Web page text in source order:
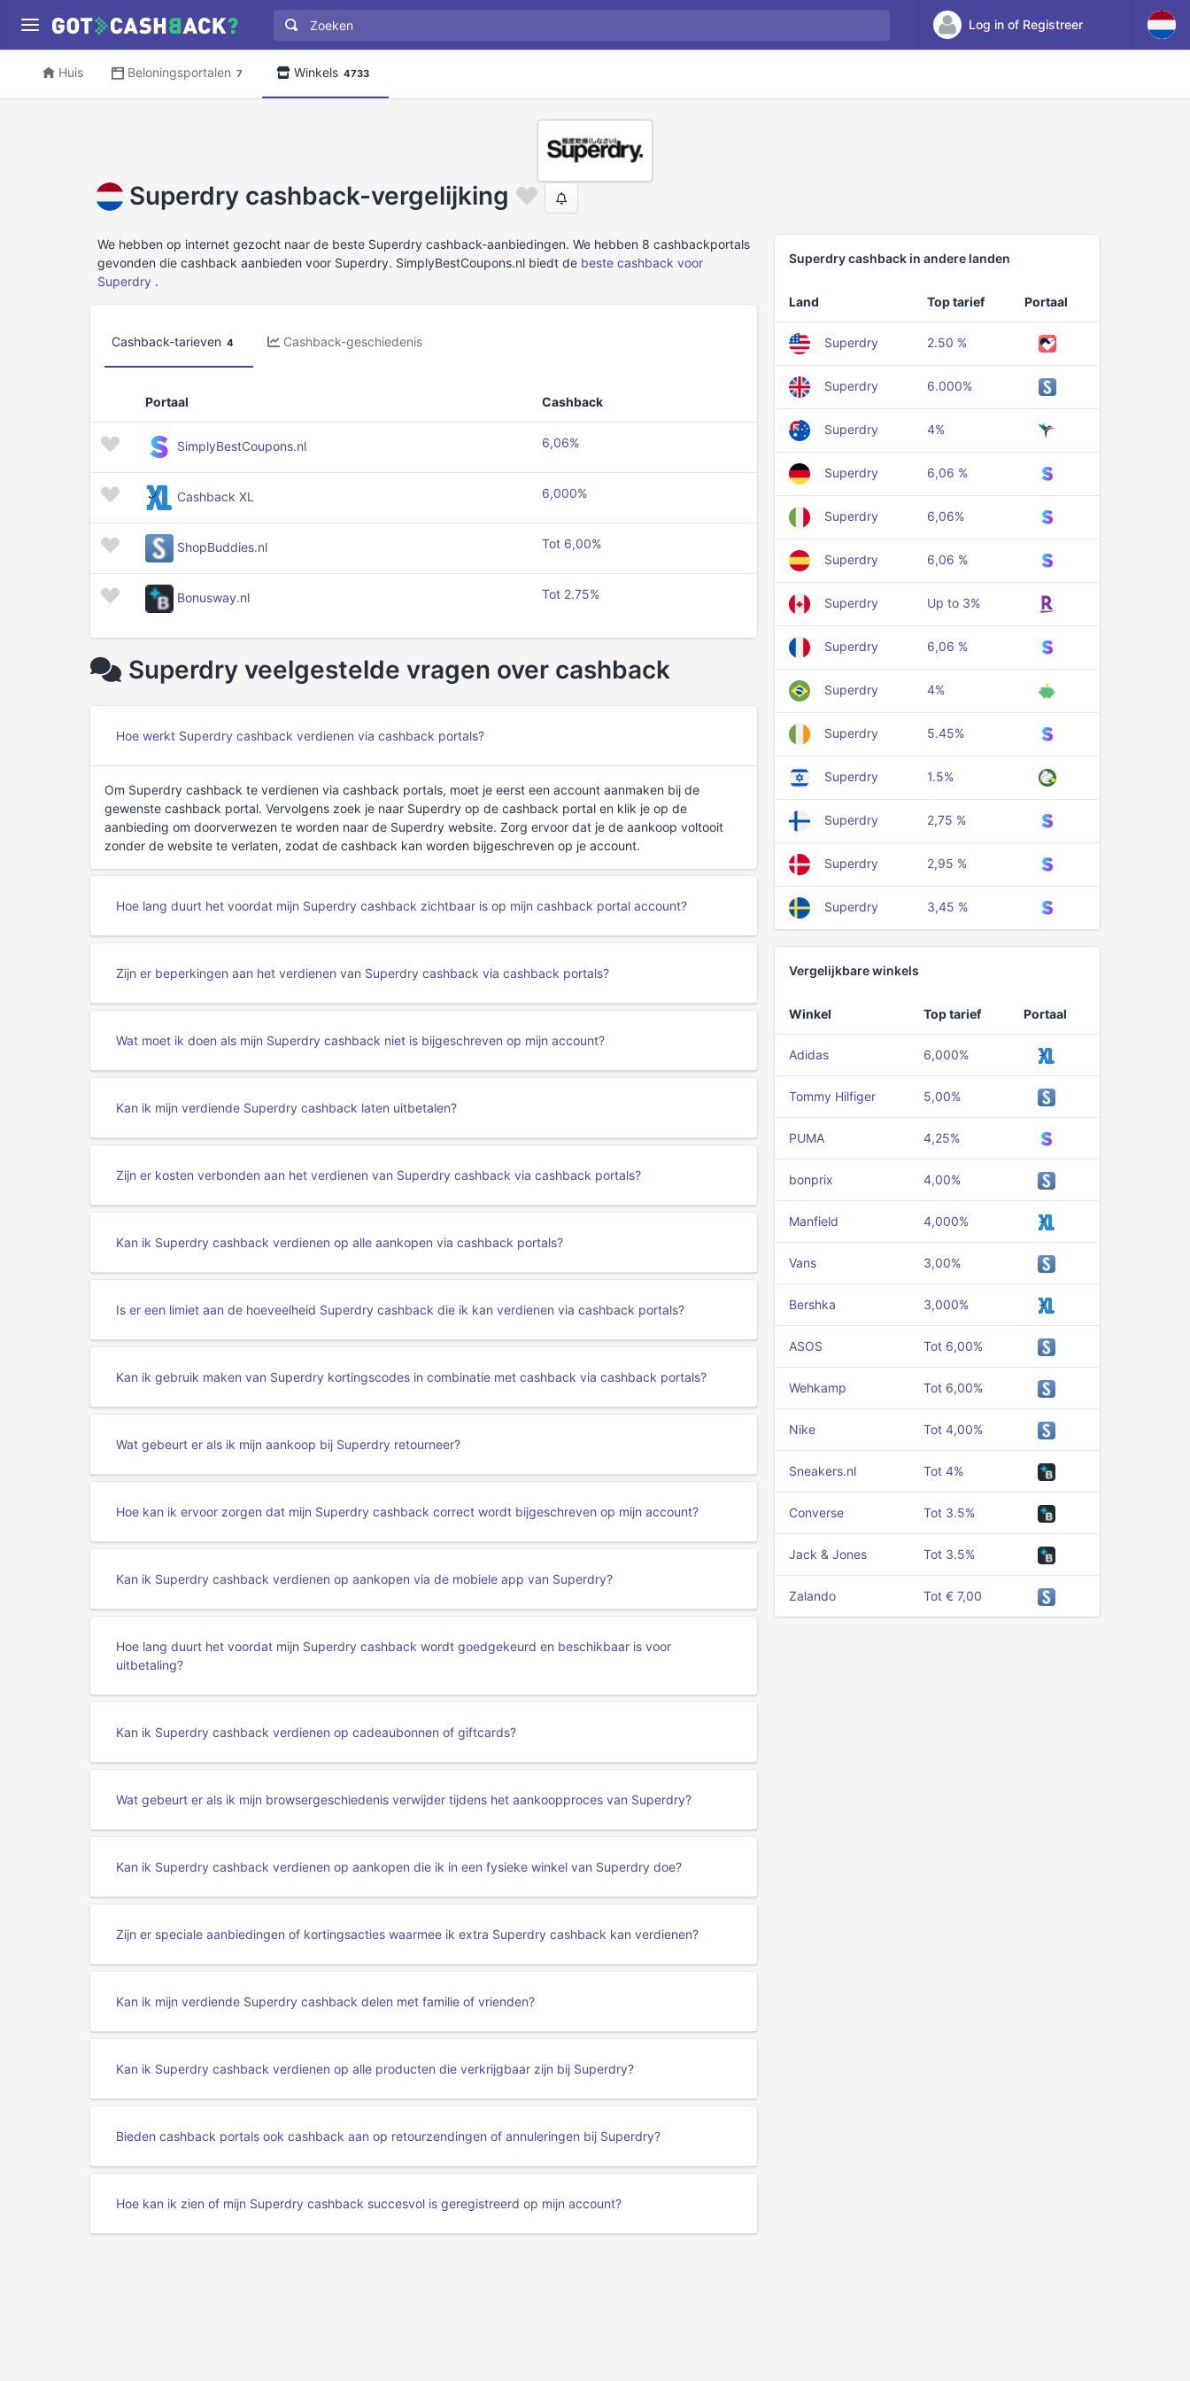
Log in of Registreer
Huis Beloningsportalen 7 Winkels 4733
Superdry cashback-vergelijking
We hebben op internet gezocht naar de beste Superdry cashback-aanbiedingen. We hebben 8 cashbackportals
gevonden die cashback aanbieden voor Superdry. SimplyBestCoupons.nl biedt de beste cashback voor
Superdry .
Cashback-tarieven 4 Cashback-geschiedenis
Portaal Cashback
SimplyBestCoupons.nl 6,06%
Cashback XL 6,000%
ShopBuddies.nl Tot 6,00%
Bonusway.nl Tot 2.75%
Superdry veelgestelde vragen over cashback
Hoe werkt Superdry cashback verdienen via cashback portals?
Om Superdry cashback te verdienen via cashback portals, moet je eerst een account aanmaken bij de
gewenste cashback portal. Vervolgens zoek je naar Superdry op de cashback portal en klik je op de
aanbieding om doorverwezen te worden naar de Superdry website. Zorg ervoor dat je de aankoop voltooit
zonder de website te verlaten, zodat de cashback kan worden bijgeschreven op je account.
Hoe lang duurt het voordat mijn Superdry cashback zichtbaar is op mijn cashback portal account?
Zijn er beperkingen aan het verdienen van Superdry cashback via cashback portals?
Wat moet ik doen als mijn Superdry cashback niet is bijgeschreven op mijn account?
Kan ik mijn verdiende Superdry cashback laten uitbetalen?
Zijn er kosten verbonden aan het verdienen van Superdry cashback via cashback portals?
Kan ik Superdry cashback verdienen op alle aankopen via cashback portals?
Is er een limiet aan de hoeveelheid Superdry cashback die ik kan verdienen via cashback portals?
Kan ik gebruik maken van Superdry kortingscodes in combinatie met cashback via cashback portals?
Wat gebeurt er als ik mijn aankoop bij Superdry retourneer?
Hoe kan ik ervoor zorgen dat mijn Superdry cashback correct wordt bijgeschreven op mijn account?
Kan ik Superdry cashback verdienen op aankopen via de mobiele app van Superdry?
Hoe lang duurt het voordat mijn Superdry cashback wordt goedgekeurd en beschikbaar is voor
uitbetaling?
Kan ik Superdry cashback verdienen op cadeaubonnen of giftcards?
Wat gebeurt er als ik mijn browsergeschiedenis verwijder tijdens het aankoopproces van Superdry?
Kan ik Superdry cashback verdienen op aankopen die ik in een fysieke winkel van Superdry doe?
Zijn er speciale aanbiedingen of kortingsacties waarmee ik extra Superdry cashback kan verdienen?
Kan ik mijn verdiende Superdry cashback delen met familie of vrienden?
Kan ik Superdry cashback verdienen op alle producten die verkrijgbaar zijn bij Superdry?
Bieden cashback portals ook cashback aan op retourzendingen of annuleringen bij Superdry?
Hoe kan ik zien of mijn Superdry cashback succesvol is geregistreerd op mijn account?
Superdry cashback in andere landen
Land Top tarief Portaal
Superdry 2.50 %
Superdry 6.000%
Superdry 4%
Superdry 6,06 %
Superdry 6,06%
Superdry 6,06 %
Superdry Up to 3%
Superdry 6,06 %
Superdry 4%
Superdry 5.45%
Superdry 1.5%
Superdry 2,75 %
Superdry 2,95 %
Superdry 3,45 %
Vergelijkbare winkels
Winkel Top tarief Portaal
Adidas 6,000%
Tommy Hilfiger 5,00%
PUMA 4,25%
bonprix 4,00%
Manfield 4,000%
Vans 3,00%
Bershka 3,000%
ASOS Tot 6,00%
Wehkamp Tot 6,00%
Nike Tot 4,00%
Sneakers.nl Tot 4%
Converse Tot 3.5%
Jack & Jones Tot 3.5%
Zalando Tot € 7,00